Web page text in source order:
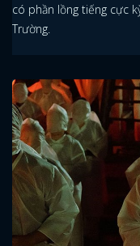
có phần lồng tiếng cực
Trường.